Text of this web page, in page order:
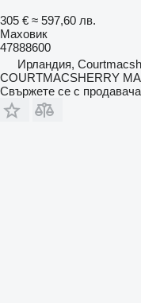
305 € ≈ 597,60 лв.
Маховик
47888600
Ирландия,
COURTMACSHERRY
Свържете се с продавача